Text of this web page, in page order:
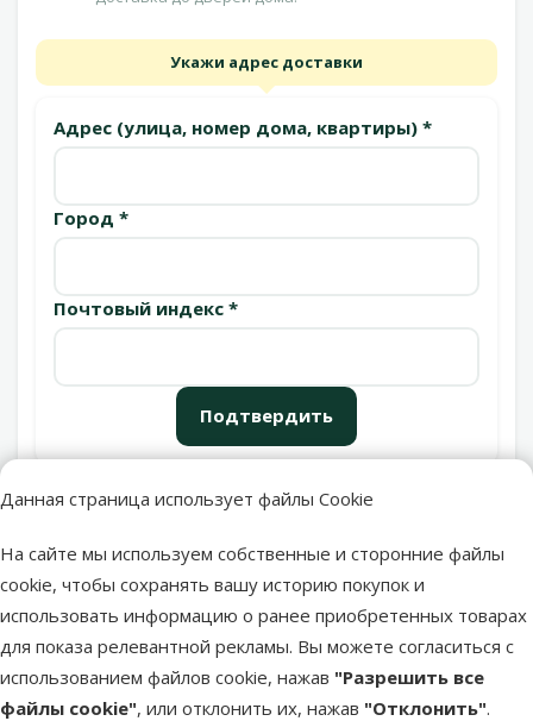
Данная страница использует файлы Cookie
На сайте мы используем собственные и сторонние файлы
cookie, чтобы сохранять вашу историю покупок и
использовать информацию о ранее приобретенных товарах
для показа релевантной рекламы. Вы можете согласиться с
использованием файлов cookie, нажав "Разрешить все
файлы cookie", или отклонить их, нажав "Отклонить".
Укажи адрес доставки
Адрес (улица, номер дома, квартиры) *
Город *
Почтовый индекс *
Подтвердить
Latvijas Pasts пакомат
DPD Pickup tīkls в среду